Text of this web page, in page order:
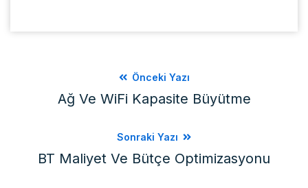
Önceki Yazı
Ağ Ve WiFi Kapasite Büyütme
Sonraki Yazı
BT Maliyet Ve Bütçe Optimizasyonu